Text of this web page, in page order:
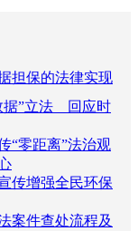
担保的法律实现
据”立法 回应时
“零距离”法治观
传增强全民环保
案件查处流程及